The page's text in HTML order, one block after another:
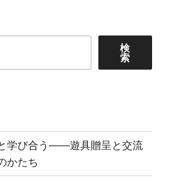
検
索
学び合う――遊具贈呈と交流
かたち